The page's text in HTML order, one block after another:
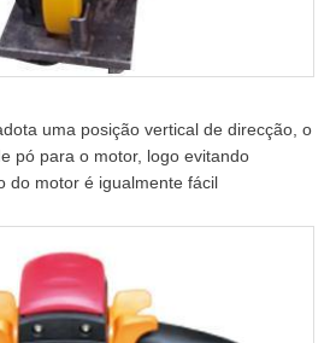
uma posição vertical de direcção, o
pó para o motor, logo evitando
do motor é igualmente fácil